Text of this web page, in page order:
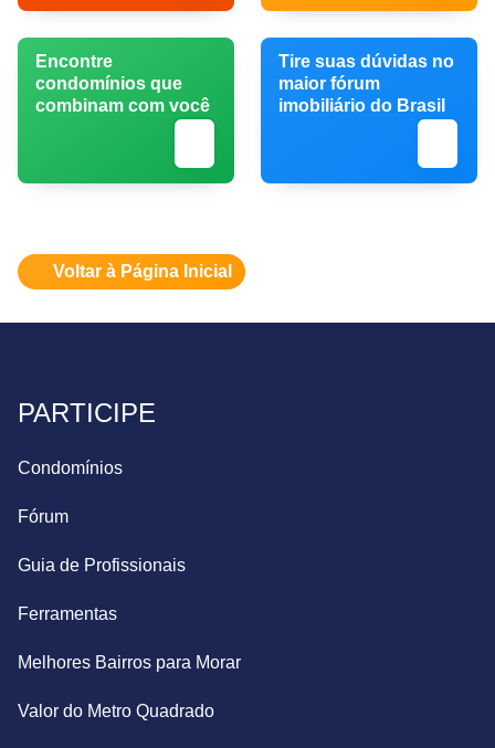
Encontre
condomínios que
combinam com você
Tire suas dúvidas no
maior fórum
imobiliário do Brasil
Voltar à Página Inicial
PARTICIPE
Condomínios
Fórum
Guia de Profissionais
Ferramentas
Melhores Bairros para Morar
Valor do Metro Quadrado